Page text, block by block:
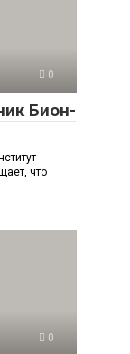
0
Бион-
что
0